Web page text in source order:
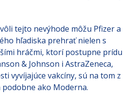
tejto nevýhode môžu Pfizer a
hľadiska prehrať nielen s
hráčmi, ktorí postupne prídu
& Johnson i AstraZeneca,
vyvíjajúce vakcíny, sú na tom z
ako Moderna.